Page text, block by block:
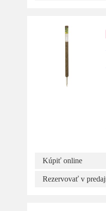
Kúpiť online
Rezervovať v